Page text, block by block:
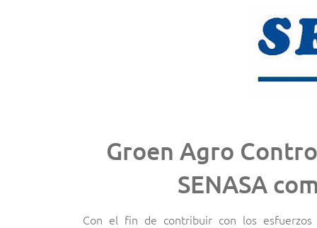
Groen Agro
SENASA
Con el fin de contribuir con los esfuerzos